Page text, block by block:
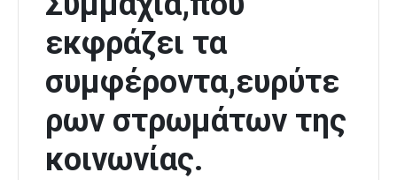
εκφράζει τα
συμφέροντα,ευρύτε
ρων στρωμάτων της
κοινωνίας.